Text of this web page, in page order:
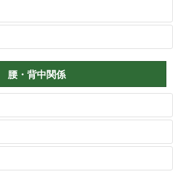
腰・背中関係